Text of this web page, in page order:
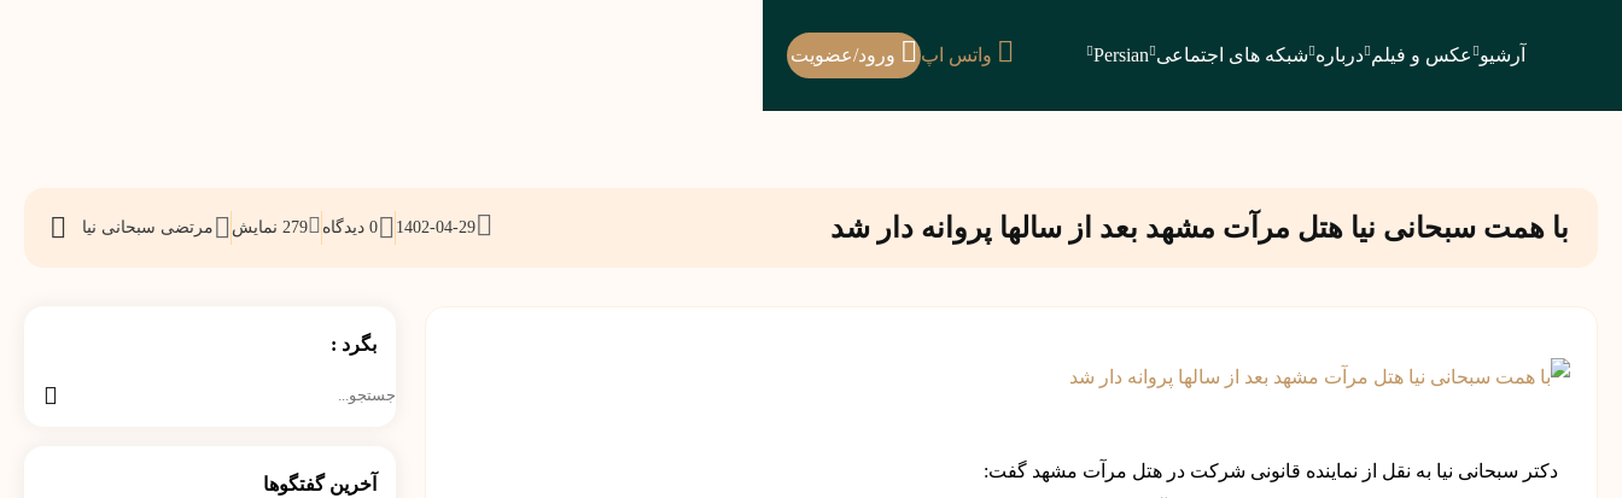
آرشیو عکس و فیلم درباره شبکه های اجتماعی Persian واتس اپ ورود/عضویت
با همت سبحانی نیا هتل مرآت مشهد بعد از سالها پروانه دار شد 1402-04-29 0 دیدگاه 279 نمایش مرتضی سبحانی نیا
دکتر سبحانی نیا به نقل از نماینده قانونی شرکت در هتل مرآت مشهد گفت:
بگرد :
آخرین گفتگوها